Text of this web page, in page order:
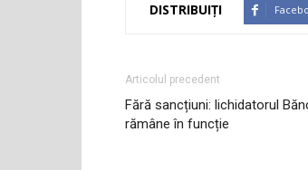
DISTRIBUIȚI
Articolul precedent
Fără sancțiuni: lichidatorul
rămâne în funcție